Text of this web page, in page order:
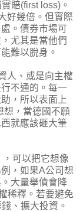
賠(first loss)。
好幾倍。但實際
。債券市場可
尤其是當他們
難以脫身。
人、或是向主權
不通的。每一
，所以表面上
想，當德國不願
就應該砸大筆
可以把它想像
，如果A公司想
大量舉債會降
稀釋。若要避免
、擴大投資。